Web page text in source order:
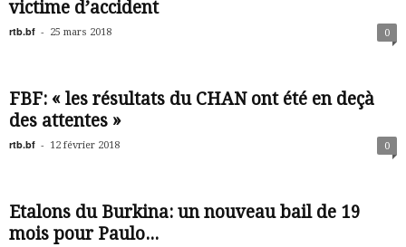
victime d’accident
rtb.bf - 25 mars 2018 0
FBF: « les résultats du CHAN ont été en deçà
des attentes »
rtb.bf - 12 février 2018 0
Etalons du Burkina: un nouveau bail de 19
mois pour Paulo...